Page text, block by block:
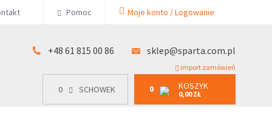
Pomoc Moje konto / Logowanie
+48 61 815 00 86 sklep@sparta.com.pl
import zamówień
0 SCHOWEK 0 KOSZYK
0,00 ZŁ
0 SCHOWEK 0 KOSZYK
0,00 ZŁ
00 86